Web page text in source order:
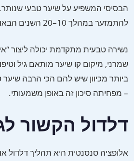
להתמזער במהלך 10–20 השנים הבאות.
נשירה טבעית מתקדמת יכולה ליצור
ביותר מכיוון שיש להם הכי הרבה
– מפחיתה סיכון זה באופן משמעותי.
דלדול הקשור